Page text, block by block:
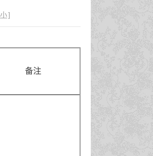
小]
备注